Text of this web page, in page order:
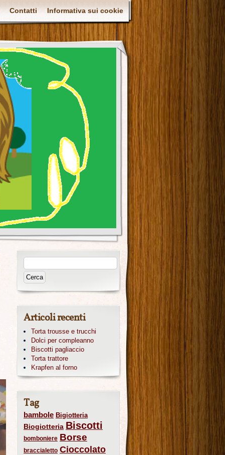
Contatti Informativa sui cookie
Articoli recenti
Torta trousse e trucchi
Dolci per compleanno
Biscotti pagliaccio
Torta trattore
Krapfen al forno
Tag
bambole Bigiotteria
Biogiotteria Biscotti
bomboniere Borse
braccialetto Cioccolato